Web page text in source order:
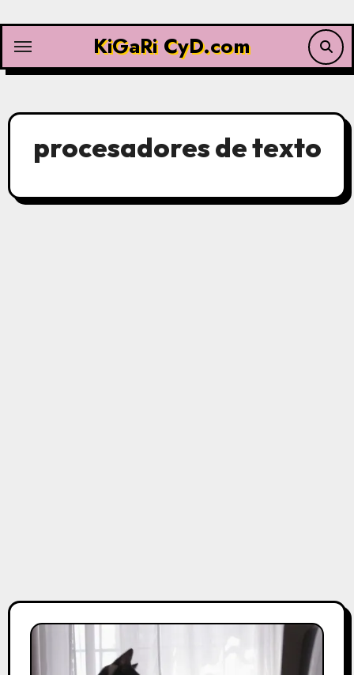
contenido
KiGaRi CyD.com
procesadores de texto